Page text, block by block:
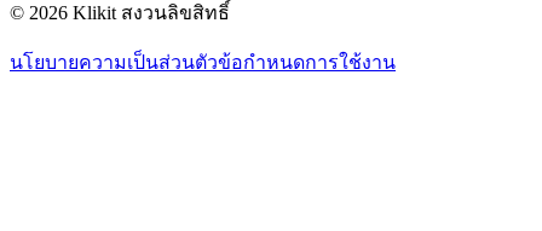
© 2026 Klikit สงวนลิขสิทธิ์
นโยบายความเป็นส่วนตัวข้อกำหนดการใช้งาน